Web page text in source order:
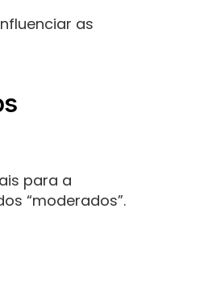
as
para a
“moderados”.